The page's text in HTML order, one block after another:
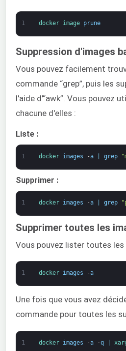
1 docker image prune
Suppression d'images
Vous pouvez facilement
commande “grep”, puis les
l'aide d'“awk”. Vous pouvez
chacune d'elles :
Liste :
1 docker images -a grep
Supprimer :
1 docker images -a grep
Supprimer toutes les
Vous pouvez lister toutes
1 docker images -a
Une fois que vous avez
commande pour toutes les
1 docker images -a -q